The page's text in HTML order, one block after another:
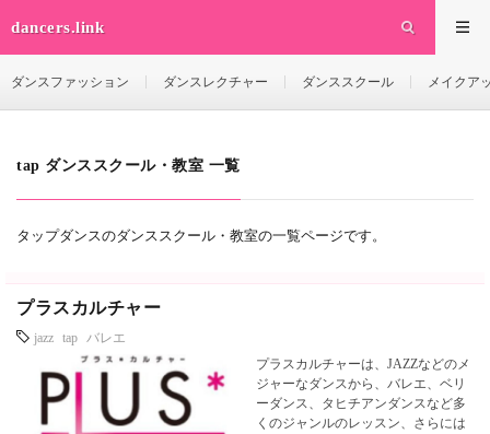
dancers.link
ダンスファッション ダンスレクチャー ダンススクール メイクア
tap ダンススクール・教室 一覧
タップダンスのダンススクール・教室の一覧ページです。
プラスカルチャー
jazz tap バレエ
プラスカルチャーは、JAZZなどのメ
ジャーなダンスから、バレエ、ベリ
ーダンス、タヒチアンダンスなど多
くのジャンルのレッスン、さらには